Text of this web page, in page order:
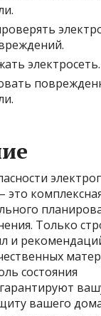
электросеть.
Только
и
состояния
вашего